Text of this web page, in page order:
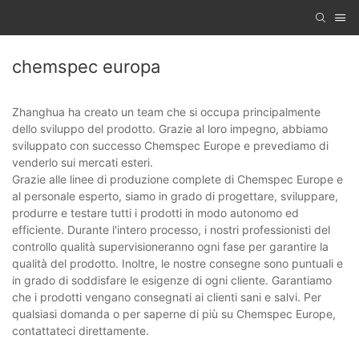
chemspec europa
Zhanghua ha creato un team che si occupa principalmente
dello sviluppo del prodotto. Grazie al loro impegno, abbiamo
sviluppato con successo Chemspec Europe e prevediamo di
venderlo sui mercati esteri.
Grazie alle linee di produzione complete di Chemspec Europe e
al personale esperto, siamo in grado di progettare, sviluppare,
produrre e testare tutti i prodotti in modo autonomo ed
efficiente. Durante l'intero processo, i nostri professionisti del
controllo qualità supervisioneranno ogni fase per garantire la
qualità del prodotto. Inoltre, le nostre consegne sono puntuali e
in grado di soddisfare le esigenze di ogni cliente. Garantiamo
che i prodotti vengano consegnati ai clienti sani e salvi. Per
qualsiasi domanda o per saperne di più su Chemspec Europe,
contattateci direttamente.